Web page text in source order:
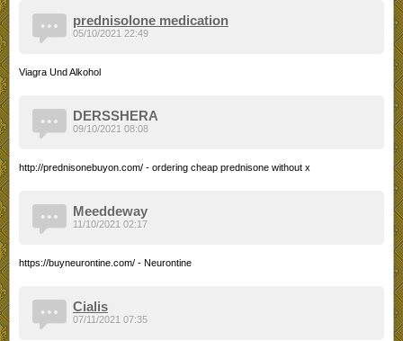
prednisolone medication
Viagra Und Alkohol
05/10/2021 22:49
DERSSHERA
http://prednisonebuyon.com/ - ordering cheap prednisone without x
09/10/2021 08:08
Meeddeway
https://buyneurontine.com/ - Neurontine
11/10/2021 02:17
Cialis
07/11/2021 07:35